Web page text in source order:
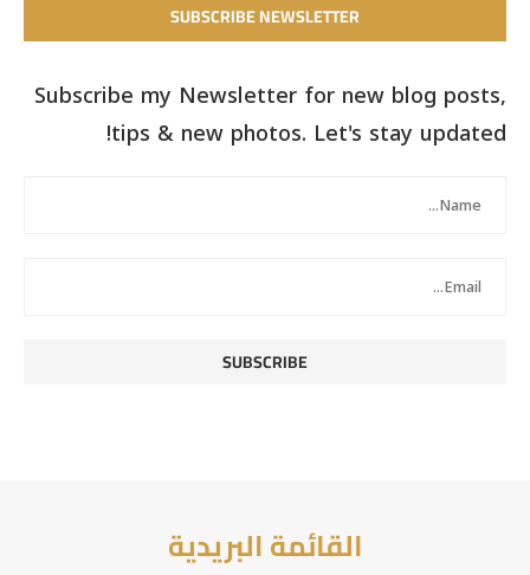
SUBSCRIBE NEWSLETTER
Subscribe my Newsletter for new blog posts,
tips & new photos. Let's stay updated!
القائمة البريدية